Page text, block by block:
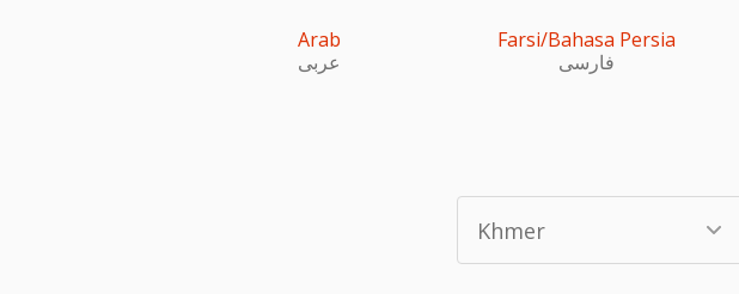
Arab
عربى
Farsi/Bahasa Persia
فارسی